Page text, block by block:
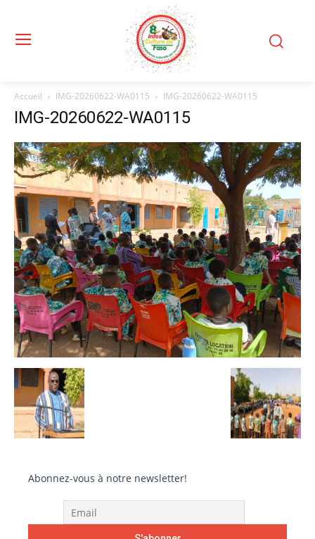
Accueil IMG-20260622-WA0115 IMG-20260622-WA0115
IMG-20260622-WA0115
Abonnez-vous à notre newsletter!